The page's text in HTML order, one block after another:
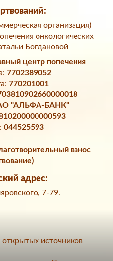
организация)
онкологических
Богдановой
центр попечения
7702389052
770201001
"АЛЬФА-БАНК"
044525593
взнос
адрес:
7-79.
открытых источников